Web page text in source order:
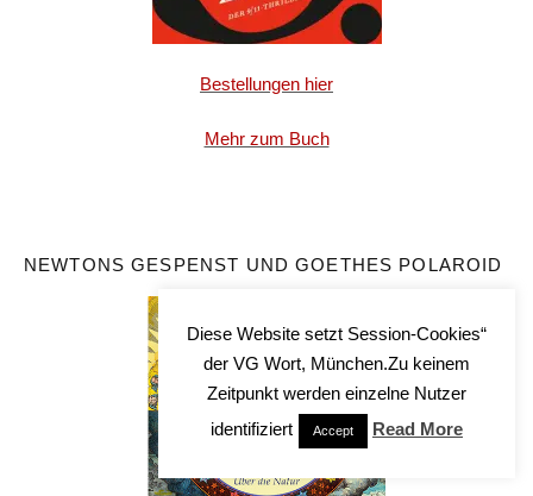
Bestellungen hier
Mehr zum Buch
NEWTONS GESPENST UND GOETHES POLAROID
Diese Website setzt Session-Cookies“
der VG Wort, München.Zu keinem
Zeitpunkt werden einzelne Nutzer
identifiziert
Accept Read More